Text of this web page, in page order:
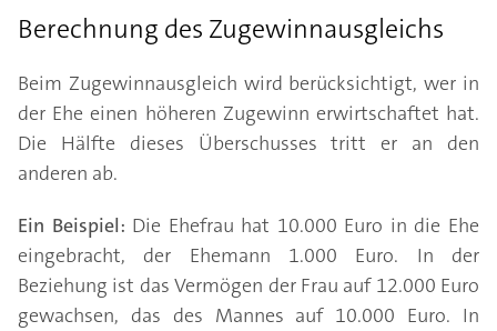
Berechnung des Zugewinnausgleichs
Beim Zugewinnausgleich wird berücksichtigt, wer in
der Ehe einen höheren Zugewinn erwirtschaftet hat.
Die Hälfte dieses Überschusses tritt er an den
anderen ab.
Ein Beispiel: Die Ehefrau hat 10.000 Euro in die Ehe
eingebracht, der Ehemann 1.000 Euro. In der
Beziehung ist das Vermögen der Frau auf 12.000 Euro
gewachsen, das des Mannes auf 10.000 Euro. In